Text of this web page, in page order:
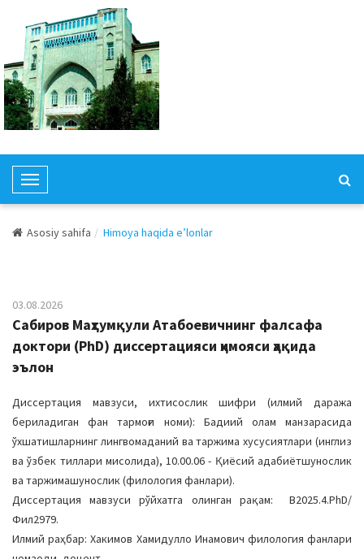
T
o
g
N
a
a
t
i
o
n
Asosiy sahifa Himoya haqida e’lonlar
03.08.2026
Сабиров Маҳтумқули Атабоевичнинг фалсафа
доктори (PhD) диссертацияси ҳимояси ҳақида
эълон
Диссертация мавзуси, ихтисослик шифри (илмий даража
бериладиган фан тармоғи номи): Бадиий олам манзарасида
ўхшатишларнинг лингвомаданий ва таржима хусусиятлари (инглиз
ва ўзбек тиллари мисолида), 10.00.06 - Қиёсий адабиётшунослик
ва таржимашунослик (филология фанлари).
Диссертация мавзуси рўйхатга олинган рақам: В2025.4.PhD/
Фил2979.
Илмий раҳбар: Хакимов Хамидулло Инамович филология фанлари